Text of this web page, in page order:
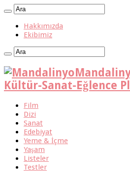
Hakkımızda
Ekibimiz
Kültür-Sanat-Eğlence
Film
Dizi
Sanat
Edebiyat
Yeme & İçme
Yaşam
Listeler
Testler